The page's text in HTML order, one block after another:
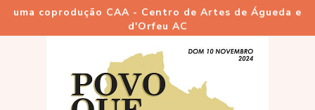
uma coprodução CAA - Centro de Artes de Águeda e
d'Orfeu AC